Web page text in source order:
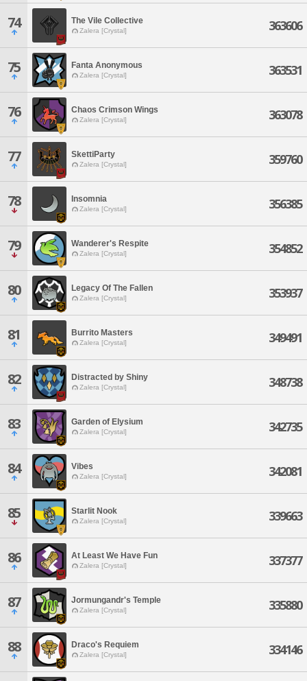
74 The Vile Collective
Zalera [Crystal] 363606
75 Fanta Anonymous
Zalera [Crystal] 363531
76 Chaos Crimson Wings
Zalera [Crystal] 363078
77 SkettiParty
Zalera [Crystal] 359760
78 Insomnia
Zalera [Crystal] 356385
79 Wanderer's Respite
Zalera [Crystal] 354852
80 Legacy Of The Fallen
Zalera [Crystal] 353937
81 Burrito Masters
Zalera [Crystal] 349491
82 Distracted by Shiny
Zalera [Crystal] 348738
83 Garden of Elysium
Zalera [Crystal] 342735
84 Vibes
Zalera [Crystal] 342081
85 Starlit Nook
Zalera [Crystal] 339663
86 At Least We Have Fun
Zalera [Crystal] 337377
87 Jormungandr's Temple
Zalera [Crystal] 335880
88 Draco's Requiem
Zalera [Crystal] 334146